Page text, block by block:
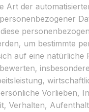
Art der
um bestimmte
auf eine natürliche
Vorlieben,
Verhalten,